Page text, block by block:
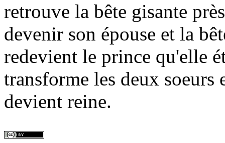
retrouve la bête gisante
devenir son épouse et la
redevient le prince qu'elle
transforme les deux
devient reine.